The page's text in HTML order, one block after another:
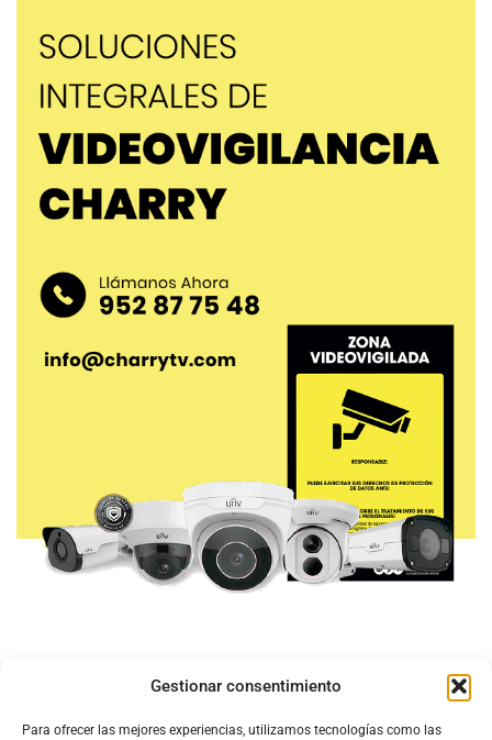
Gestionar consentimiento
Para ofrecer las mejores experiencias, utilizamos tecnologías como las